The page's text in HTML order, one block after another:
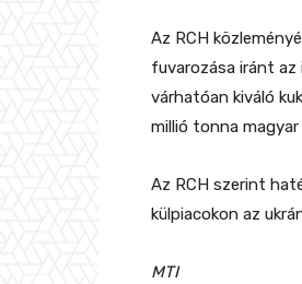
Az RCH
fuvarozása iránt az
várhatóan kiváló
millió tonna
Az RCH szerint
külpiacokon az
MTI